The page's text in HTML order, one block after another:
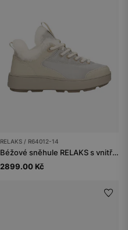
RELAKS / R64012-14
Béžové sněhule RELAKS s vnitřním zateplením
2899.00 Kč